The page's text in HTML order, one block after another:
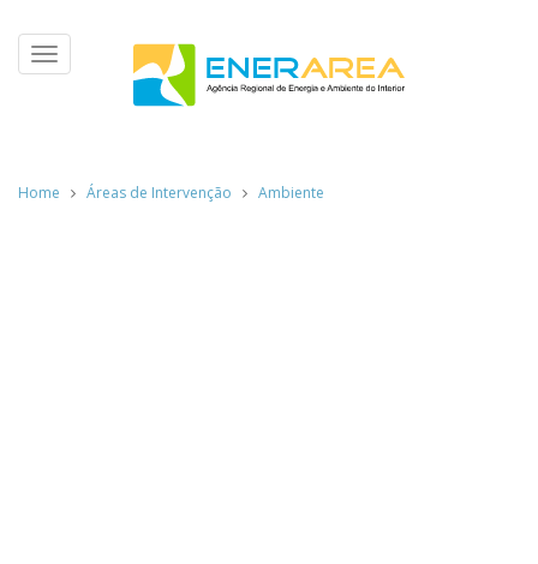
Toggle
navigation
Home Áreas de Intervenção Ambiente